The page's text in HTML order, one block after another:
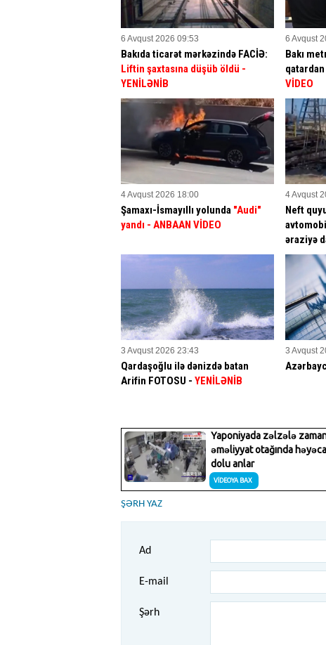
6 Avqust 2026 09:53
Bakıda ticarət mərkəzində FACİƏ:
Liftin şaxtasına düşüb öldü -
YENİLƏNİB
6 Avqust
Bakı
qatardan
VİDEO
4 Avqust 2026 18:00
Şamaxı-İsmayıllı yolunda "Audi"
yandı - ANBAAN VİDEO
4 Avqust
Neft
əraziyə
3 Avqust 2026 23:43
Qardaşoğlu ilə dənizdə batan
Arifin FOTOSU - YENİLƏNİB
3 Avqust
ŞƏRH YAZ
Ad
E-mail
Şərh